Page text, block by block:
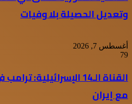
وتعديل الحصيلة بلا وفيات
أغسطس 7, 2026
79
القناة الـ14
مع إيران